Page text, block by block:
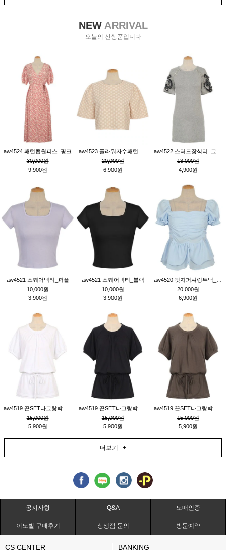
NEWARRIVAL
오늘의 신상품입니다
aw4524 패턴랩원피스_핑크
30,000원
9,900원
20,000원
6,900원
13,000원
4,900원
aw4521 스퀘어넥티_퍼플
10,000원
3,900원
aw4521 스퀘어넥티_블랙
10,000원
3,900원
20,000원
6,900원
15,000원
5,900원
15,000원
5,900원
15,000원
5,900원
더보기 +
공지사항 Q&A 도매인증
이노빌 구매후기 상생점 문의 방문예약
CS CENTER BANKING